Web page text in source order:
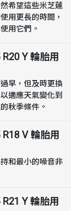
希望這些米芝蓮
用更長的時間，
用它們。
Y 輪胎用
早，但及時更換
適應天氣變化到
秋季條件。
V 輪胎用
和最小的噪音非
Y 輪胎用